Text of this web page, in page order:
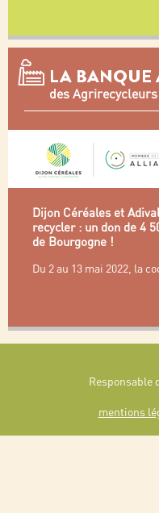
LA BANQUE
des Agrirecycleurs
Dijon Céréales et
recycler : un don de 4
de Bourgogne !
Du 2 au 13 mai 2022, la
Responsable
mentions